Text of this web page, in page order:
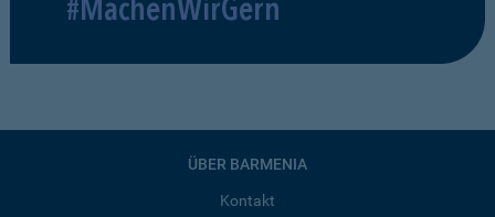
#MachenWirGern
ÜBER BARMENIA
Kontakt